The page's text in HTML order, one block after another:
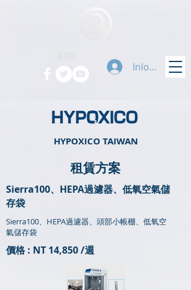
Inloggen
HYPOXICO TAIWAN
​租賃方案
Sierra100、HEPA過濾器、低氧空氣儲
存袋
Sierra100、HEPA過濾器、頭部小帳棚、低氧空
氣儲存袋
價格 : NT 14,850 /週